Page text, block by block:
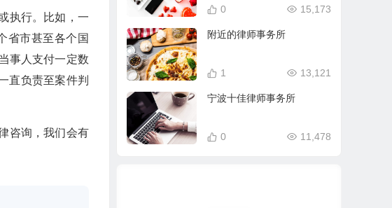
执行。比如，一
省市甚至各个国
事人支付一定数
直负责至案件判
咨询，我们会有
15,173
0
附近的律师事务所
13,121
1
宁波十佳律师事务所
11,478
0